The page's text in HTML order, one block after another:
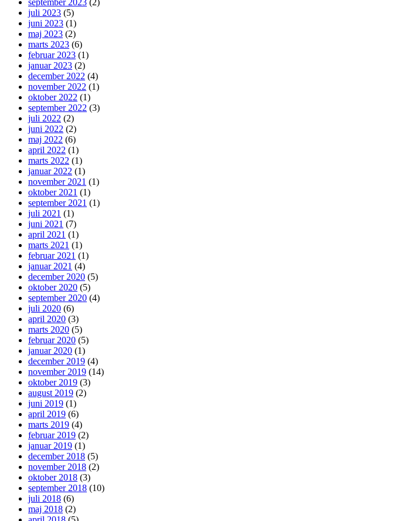
juli 2023 (5)
juni 2023 (1)
maj 2023 (2)
marts 2023 (6)
februar 2023 (1)
januar 2023 (2)
december 2022 (4)
november 2022 (1)
oktober 2022 (1)
september 2022 (3)
juli 2022 (2)
juni 2022 (2)
maj 2022 (6)
april 2022 (1)
marts 2022 (1)
januar 2022 (1)
november 2021 (1)
oktober 2021 (1)
september 2021 (1)
juli 2021 (1)
juni 2021 (7)
april 2021 (1)
marts 2021 (1)
februar 2021 (1)
januar 2021 (4)
december 2020 (5)
oktober 2020 (5)
september 2020 (4)
juli 2020 (6)
april 2020 (3)
marts 2020 (5)
februar 2020 (5)
januar 2020 (1)
december 2019 (4)
november 2019 (14)
oktober 2019 (3)
august 2019 (2)
juni 2019 (1)
april 2019 (6)
marts 2019 (4)
februar 2019 (2)
januar 2019 (1)
december 2018 (5)
november 2018 (2)
oktober 2018 (3)
september 2018 (10)
juli 2018 (6)
maj 2018 (2)